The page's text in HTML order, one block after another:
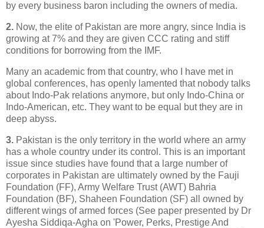
by every business baron including the owners of media.
2. Now, the elite of Pakistan are more angry, since India is
growing at 7% and they are given CCC rating and stiff
conditions for borrowing from the IMF.
Many an academic from that country, who I have met in
global conferences, has openly lamented that nobody talks
about Indo-Pak relations anymore, but only Indo-China or
Indo-American, etc. They want to be equal but they are in
deep abyss.
3. Pakistan is the only territory in the world where an army
has a whole country under its control. This is an important
issue since studies have found that a large number of
corporates in Pakistan are ultimately owned by the Fauji
Foundation (FF), Army Welfare Trust (AWT) Bahria
Foundation (BF), Shaheen Foundation (SF) all owned by
different wings of armed forces (See paper presented by Dr
Ayesha Siddiqa-Agha on 'Power, Perks, Prestige And